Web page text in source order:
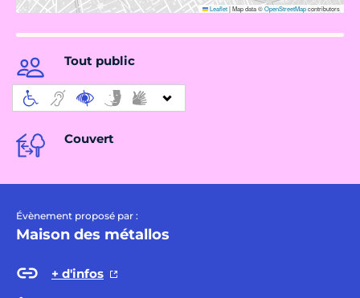
Leaflet|Map data ©OpenStreetMapcontributors
Tout public
Couvert
Évènement proposé par :
Maison des métallos
+ d'infos